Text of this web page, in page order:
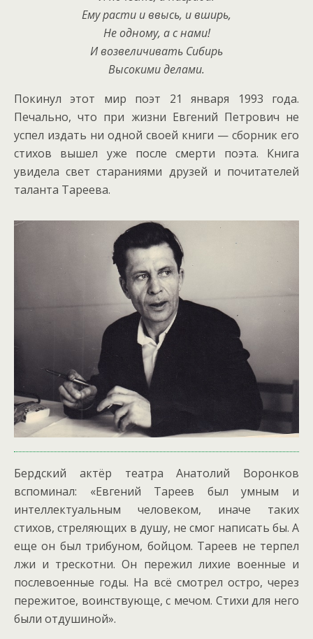
Ему расти и ввысь, и вширь,
Не одному, а с нами!
И возвеличивать Сибирь
Высокими делами.
Покинул этот мир поэт 21 января 1993 года.
Печально, что при жизни Евгений Петрович не
успел издать ни одной своей книги — сборник его
стихов вышел уже после смерти поэта. Книга
увидела свет стараниями друзей и почитателей
таланта Тареева.
Бердский актёр театра Анатолий Воронков
вспоминал: «Евгений Тареев был умным и
интеллектуальным человеком, иначе таких
стихов, стреляющих в душу, не смог написать бы. А
еще он был трибуном, бойцом. Тареев не терпел
лжи и трескотни. Он пережил лихие военные и
послевоенные годы. На всё смотрел остро, через
пережитое, воинствующе, с мечом. Стихи для него
были отдушиной».